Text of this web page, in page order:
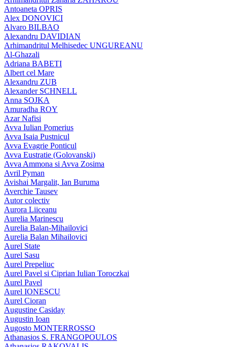
Antoaneta OPRIS
Alex DONOVICI
Alvaro BILBAO
Alexandru DAVIDIAN
Arhimandritul Melhisedec UNGUREANU
Al-Ghazali
Adriana BABETI
Albert cel Mare
Alexandru ZUB
Alexander SCHNELL
Anna SOJKA
Amuradha ROY
Azar Nafisi
Avva Iulian Pomerius
Avva Isaia Pustnicul
Avva Evagrie Ponticul
Avva Eustratie (Golovanski)
Avva Ammona si Avva Zosima
Avril Pyman
Avishai Margalit, Ian Buruma
Averchie Tausev
Autor colectiv
Aurora Liiceanu
Aurelia Marinescu
Aurelia Balan-Mihailovici
Aurelia Balan Mihailovici
Aurel State
Aurel Sasu
Aurel Prepeliuc
Aurel Pavel si Ciprian Iulian Toroczkai
Aurel Pavel
Aurel IONESCU
Aurel Cioran
Augustine Casiday
Augustin Ioan
Augosto MONTERROSSO
Athanasios S. FRANGOPOULOS